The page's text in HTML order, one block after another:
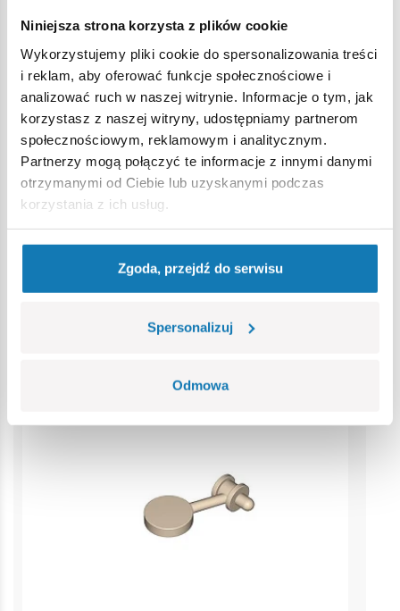
Niniejsza strona korzysta z plików cookie
Wykorzystujemy pliki cookie do spersonalizowania treści
i reklam, aby oferować funkcje społecznościowe i
analizować ruch w naszej witrynie. Informacje o tym, jak
korzystasz z naszej witryny, udostępniamy partnerom
społecznościowym, reklamowym i analitycznym.
Partnerzy mogą połączyć te informacje z innymi danymi
otrzymanymi od Ciebie lub uzyskanymi podczas
korzystania z ich usług.
Zgoda, przejdź do serwisu
Spersonalizuj
Odmowa
Ostrzeżenie
Nieodpowiednie dla dzieci w wieku poniżej 3 lat. Zawiera
małe części, które mogą zostać połknięte lub wchłonięte
(ryzyko zadławienia). Zalecamy zachowanie opakowania w
celach informacyjnych. Zachowuje się prawo do zmiany
kolorów i szczegółów technicznych.
Bestsellery w kategorii